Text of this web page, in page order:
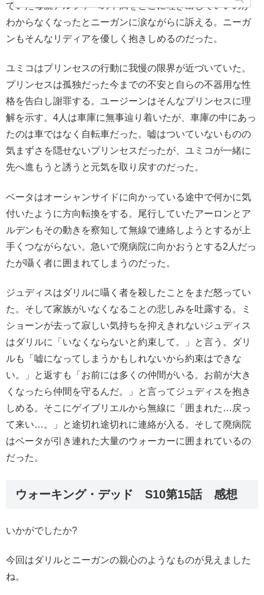
でいた母親アルファへの不満をどこに吐き出していいのか
わからなくなったとニーガンに涙ながらに訴える。ニーガ
ンもそんなリディアを優しく抱きしめるのだった。
ユミコはプリンセスの行動に我慢の限界が近づいていた。
プリンセスは孤独だった今までの不安と自らの不器用な性
格を告白し謝罪する。ユージーンはそんなプリンセスに理
解を示す。4人は車庫に無事辿り着いたが、車庫の中にあっ
たのは車ではなく自転車だった。嘘はついていないものの
気まずさを隠せないプリンセスだったが、ユミコが一緒に
先へ進もうと誘うと元気を取り戻すのだった。
ベータはオーシャンサイドに向かっている途中で何かに気
付いたように方向転換をする。尾行していたアーロンとア
ルデンもその動きを察知して無線で連絡しようとするが上
手くつながらない。急いで廃病院に向かおうとする2人だっ
たが囁く者に囲まれてしまうのだった。
ジュディスはダリルに囁く者を殺したことをまだ怒ってい
た。そして家族がいなくなることの悲しみを吐露する。ミ
ショーンが去って寂しい気持ちを抑えきれないジュディス
はダリルに「いなくならないと約束して。」と言う。ダリ
ルも「嘘になってしまうかもしれないから約束はできな
い。」と返すも「お前には多くの仲間がいる。お前が大き
くなったら仲間を守るんだ。」と言ってジュディスを抱き
しめる。そこにゲイブリエルから無線に「囲まれた…戻っ
て来い…。」と途切れ途切れに連絡が入る。そして廃病院
はベータが引き連れた大量のウォーカーに囲まれているの
だった。
ウォーキング・デッド S10第15話 感想
いかがでしたか?
今回はダリルとニーガンの親心のようなものが見えました
ね。